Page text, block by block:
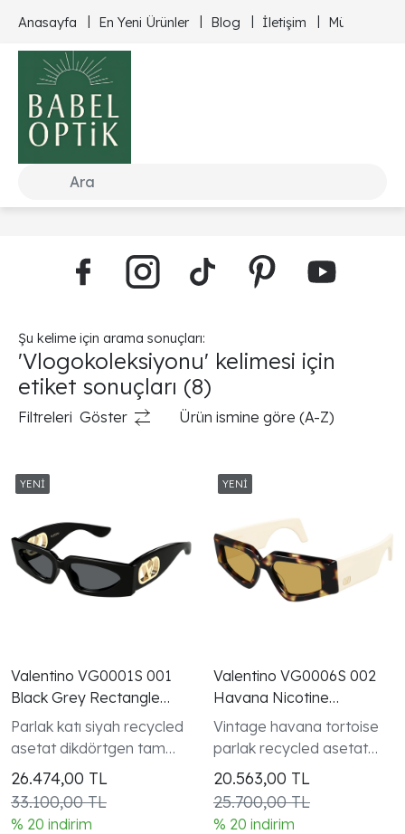
Anasayfa En Yeni Ürünler Blog İletişim Müşteri
Şu kelime için arama sonuçları:
'Vlogokoleksiyonu' kelimesi için
etiket sonuçları (8)
Filtreleri Göster Ürün ismine göre (A-Z)
Valentino VG0001S 001
Black Grey Rectangle
VLogo Gunes Gozlugu
Parlak katı siyah recycled
asetat dikdörtgen tam
kenarlı çerçeve V Logo
koleksiyonu kadın modeli
26.474,00 TL
33.100,00 TL
% 20 indirim
Valentino VG0006S 002
Havana Nicotine
Geometric VLogo Gunes
Gozlugu
Vintage havana tortoise
parlak recycled asetat
geometrik tam kenarlı
çerçeve V Logo
koleksiyonu
20.563,00 TL
25.700,00 TL
% 20 indirim